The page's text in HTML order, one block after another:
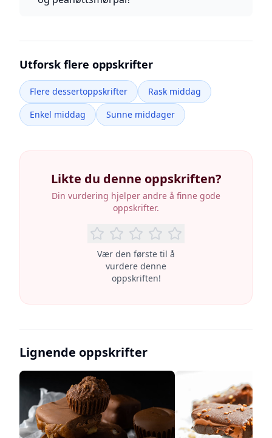
Utforsk flere oppskrifter
Flere dessertoppskrifter
Rask middag
Enkel middag
Sunne middager
Likte du denne oppskriften?
Din vurdering hjelper andre å finne gode
oppskrifter.
Vær den første til å
vurdere denne
oppskriften!
Lignende oppskrifter